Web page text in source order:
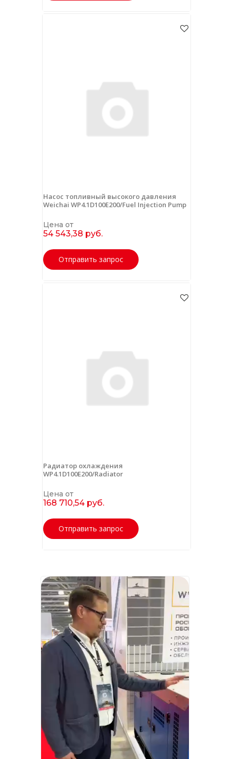
Насос топливный высокого давления
Weichai WP4.1D100E200/Fuel Injection Pump
Цена от
54 543,38 руб.
Отправить запрос
Радиатор охлаждения
WP4.1D100E200/Radiator
Цена от
168 710,54 руб.
Отправить запрос